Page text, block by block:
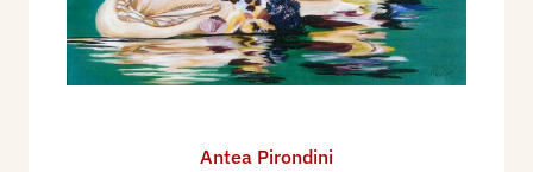
Antea Pirondini